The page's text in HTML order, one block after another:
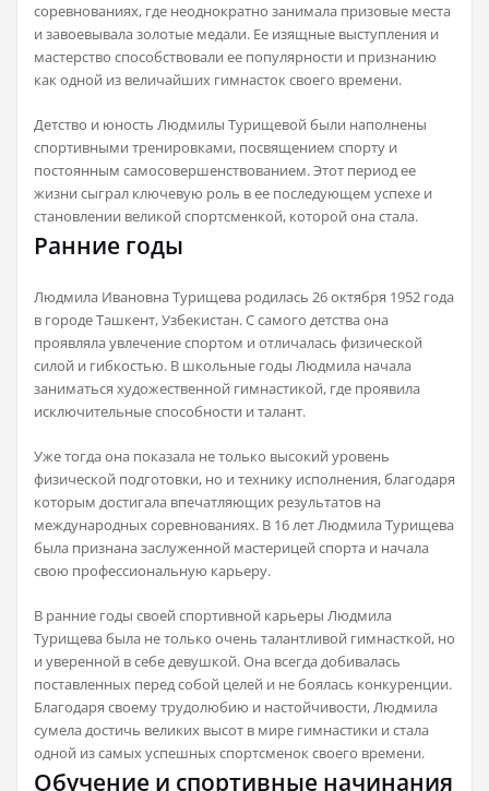
соревнованиях, где неоднократно занимала призовые места
и завоевывала золотые медали. Ее изящные выступления и
мастерство способствовали ее популярности и признанию
как одной из величайших гимнасток своего времени.
Детство и юность Людмилы Турищевой были наполнены
спортивными тренировками, посвящением спорту и
постоянным самосовершенствованием. Этот период ее
жизни сыграл ключевую роль в ее последующем успехе и
становлении великой спортсменкой, которой она стала.
Ранние годы
Людмила Ивановна Турищева родилась 26 октября 1952 года
в городе Ташкент, Узбекистан. С самого детства она
проявляла увлечение спортом и отличалась физической
силой и гибкостью. В школьные годы Людмила начала
заниматься художественной гимнастикой, где проявила
исключительные способности и талант.
Уже тогда она показала не только высокий уровень
физической подготовки, но и технику исполнения, благодаря
которым достигала впечатляющих результатов на
международных соревнованиях. В 16 лет Людмила Турищева
была признана заслуженной мастерицей спорта и начала
свою профессиональную карьеру.
В ранние годы своей спортивной карьеры Людмила
Турищева была не только очень талантливой гимнасткой, но
и уверенной в себе девушкой. Она всегда добивалась
поставленных перед собой целей и не боялась конкуренции.
Благодаря своему трудолюбию и настойчивости, Людмила
сумела достичь великих высот в мире гимнастики и стала
одной из самых успешных спортсменок своего времени.
Обучение и спортивные начинания